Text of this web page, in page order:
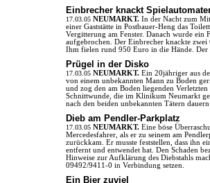
Einbrecher knackt
17.03.05 NEUMARKT. In der Nacht zum
einer Gaststätte in Postbauer-Heng das
Vergitterung am Fenster. Danach wurde ein
aufgebrochen. Der Einbrecher knackte zwei
Ihm fielen rund 950 Euro in die Hände. Der
Prügel in der Disko
17.03.05 NEUMARKT. Ein 20jähriger aus
von einem unbekannten Mann zu Boden
und zog den am Boden liegenden
Schnittwunde, die im Klinikum Neumarkt
nach den beiden unbekannten Tätern
Dieb am Pendler-Parkplatz
17.03.05 NEUMARKT. Eine böse
Mercedesfahrer, als er zu seinem am
zurückkam. Er musste feststellen, dass ihn
entfernt und entwendet hat. Den Schaden
Hinweise zur Aufklärung des Diebstahls
09492/9411-0 in Verbindung setzen.
Ein Bier zuviel